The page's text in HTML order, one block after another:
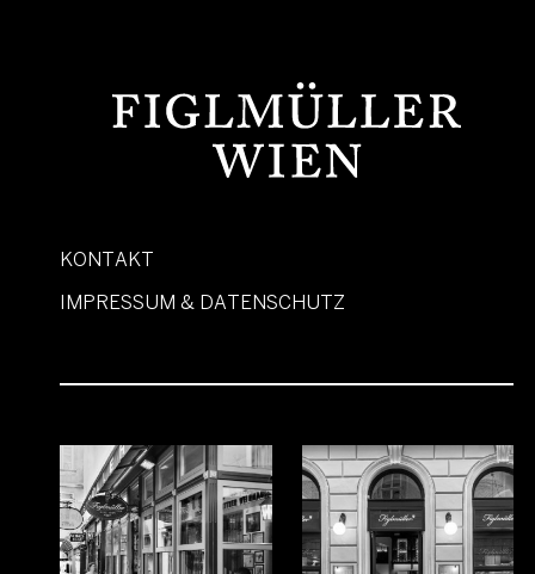
KONTAKT
IMPRESSUM & DATENSCHUTZ